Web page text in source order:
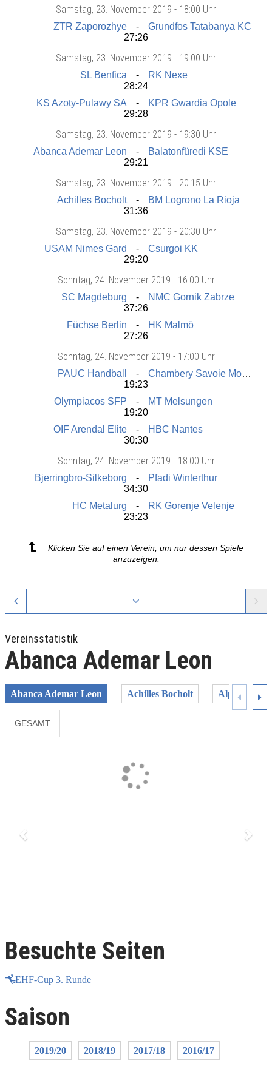
Samstag, 23. November 2019 - 18:00 Uhr
ZTR Zaporozhye
Grundfos Tatabanya KC
27:26
Samstag, 23. November 2019 - 19:00 Uhr
SL Benfica
RK Nexe
28:24
KS Azoty-Pulawy SA
KPR Gwardia Opole
29:28
Samstag, 23. November 2019 - 19:30 Uhr
Abanca Ademar Leon
Balatonfüredi KSE
29:21
Samstag, 23. November 2019 - 20:15 Uhr
Achilles Bocholt
BM Logrono La Rioja
31:36
Samstag, 23. November 2019 - 20:30 Uhr
USAM Nimes Gard
Csurgoi KK
29:20
Sonntag, 24. November 2019 - 16:00 Uhr
SC Magdeburg
NMC Gornik Zabrze
37:26
Füchse Berlin
HK Malmö
27:26
Sonntag, 24. November 2019 - 17:00 Uhr
PAUC Handball
Chambery Savoie Mont Blanc
19:23
Olympiacos SFP
MT Melsungen
19:20
OIF Arendal Elite
HBC Nantes
30:30
Sonntag, 24. November 2019 - 18:00 Uhr
Bjerringbro-Silkeborg
Pfadi Winterthur
34:30
HC Metalurg
RK Gorenje Velenje
23:23
Klicken Sie auf einen Verein, um nur dessen Spiele
anzuzeigen.
Vereinsstatistik
Abanca Ademar Leon
Abanca Ademar Leon Achilles Bocholt Alpla Hc
GESAMT
Besuchte Seiten
EHF-Cup 3. Runde
Saison
2019/20 2018/19 2017/18 2016/17